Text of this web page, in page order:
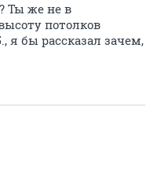
Ты же не в
потолков
я бы рассказал зачем,